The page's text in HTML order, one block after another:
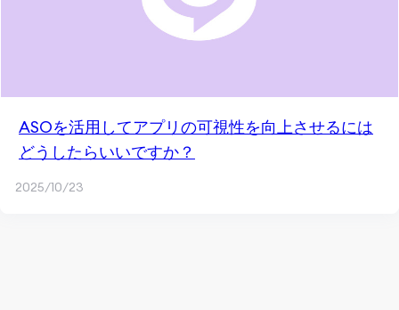
ASOを活用してアプリの可視性を向上させるには
どうしたらいいですか？
2025/10/23